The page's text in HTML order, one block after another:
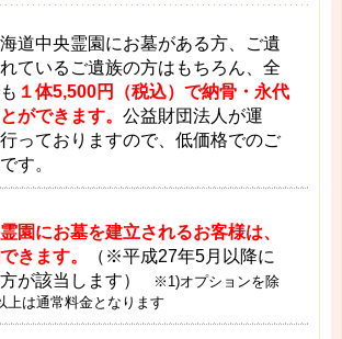
道中央霊園にお墓がある方、ご遺
ているご遺族の方はもちろん、全
１体5,500円（税込）で納骨・永代
ができます。 公益財団法人が運
っておりますので、低価格でのご
す。
園にお墓を建立されるお客様は、
きます。
（※平成27年5月以降に
が該当します）
※1)オプションを除
は通常料金となります